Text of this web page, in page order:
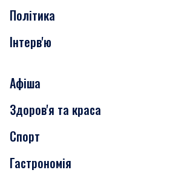
Політика
Інтерв'ю
Афіша
Сьогодні
Завтра
Субота
Здоров'я та краса
Медицина
Краса
Спорт
Гастрономія